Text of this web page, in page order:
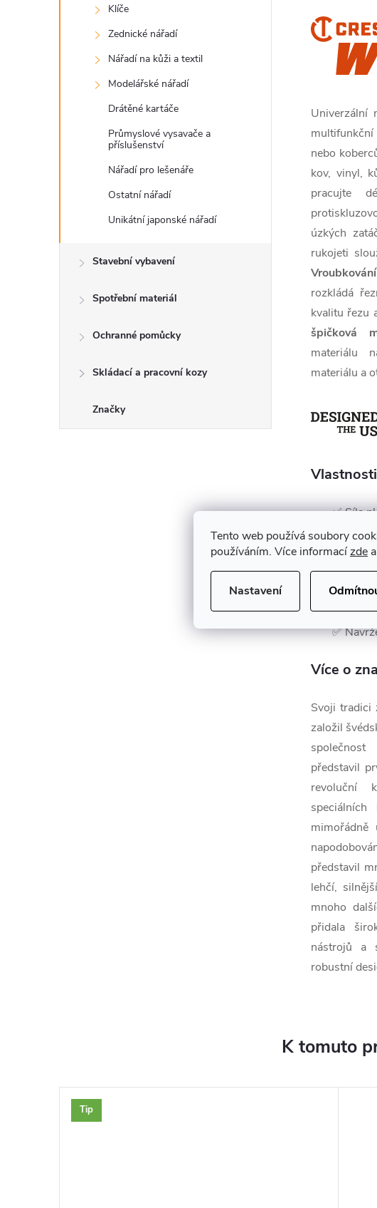
Tento web používá soubory
používáním. Více informacízde
Nastavení
Klíče
Zednické nářadí
Nářadí na kůži a textil
Modelářské nářadí
Drátěné kartáče
Průmyslové vysavače a
příslušenství
Nářadí pro lešenáře
Ostatní nářadí
Unikátní japonské nářadí
Stavební vybavení
Spotřební materiál
Ochranné pomůcky
Skládací a pracovní kozy
Značky
Univerzální
nebo
kov, vinyl,
pracujte
úzkých
rukojeti
rozkládá
kvalitu řezu
špičková
materiálu
materiálu a
✅ Síla
✅
✅
✅
✅
✅
✅
Více o
Svoji tradici
založil
představil
revoluční
představil
lehčí,
mnoho
přidala
nástrojů a
robustní
K tomuto
Tip